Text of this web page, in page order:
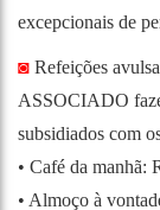
excepcionais de
◙ Refeições
ASSOCIADO
subsidiados com
• Café da manhã:
• Almoço à